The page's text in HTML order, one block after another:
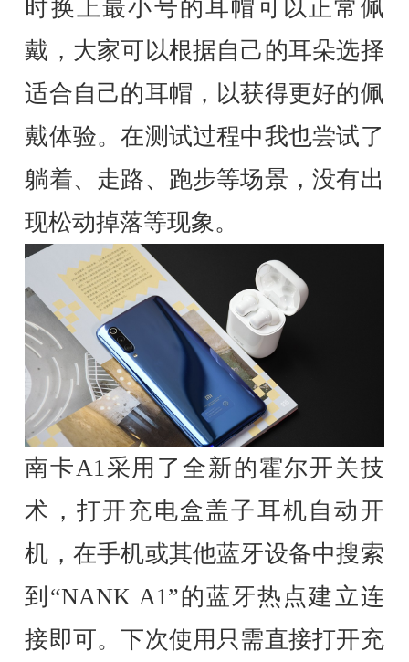
时换上最小号的耳帽可以正常佩
戴，大家可以根据自己的耳朵选择
适合自己的耳帽，以获得更好的佩
戴体验。在测试过程中我也尝试了
躺着、走路、跑步等场景，没有出
现松动掉落等现象。
南卡A1采用了全新的霍尔开关技
术，打开充电盒盖子耳机自动开
机，在手机或其他蓝牙设备中搜索
到“NANK A1”的蓝牙热点建立连
接即可。下次使用只需直接打开充